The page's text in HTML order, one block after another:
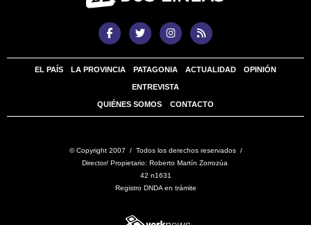
EL PAÍS LA PROVINCIA PATAGONIA ACTUALIDAD OPINIÓN
ENTREVISTA
QUIÉNES SOMOS CONTACTO
© Copyright 2007 / Todos los derechos reservados /
Director/ Propietario: Roberto Martín Zorrozúa
42 n1631
Registro DNDA en trámite